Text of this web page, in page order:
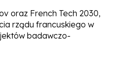
oraz French Tech 2030,
rządu francuskiego w
badawczo-